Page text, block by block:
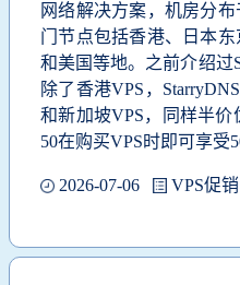
网络解决方案，机房分
门节点包括香港、日本东
和美国等地。之前介绍过
除了香港VPS，
和新加坡VPS，同样半
50在购买VPS时即可享受
2026-07-06 VPS促